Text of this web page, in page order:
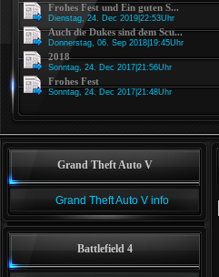
Frohes Fest und Ein guten S...
Dienstag, 24. Dec 2019|22:53Uhr
Auch die Dukes sind dem Scu...
Donnerstag, 06. Sep 2018|19:45Uhr
2018
Sonntag, 24. Dec 2017|21:56Uhr
Frohes Fest
Sonntag, 24. Dec 2017|21:48Uhr
Grand Theft Auto V
Grand Theft Auto V info
Battlefield 4